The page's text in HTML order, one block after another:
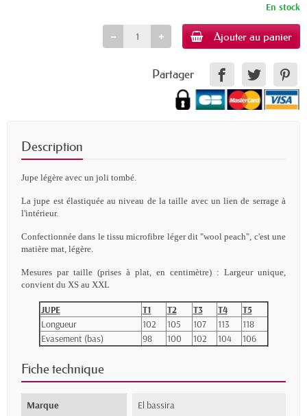
En stock
Ajouter au panier
Partager
Description
Jupe légère avec un joli tombé.
La jupe est élastiquée au niveau de la taille avec un lien de serrage à
l'intérieur.
Confectionnée dans le tissu microfibre léger dit "wool peach", c'est une
matière mat, légère.
Mesures par taille (prises à plat, en centimètre) : Largeur unique,
convient du XS au XXL
JUPE T1 T2 T3 T4
T5
Longueur
102 105 107 113
118
Evasement (bas)
98 100 102 104 106
Fiche technique
Marque El bassira